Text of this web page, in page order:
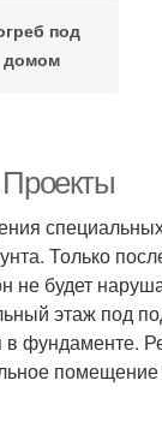
под
домом
Проекты
Только
не будет
этаж под
фундаменте.